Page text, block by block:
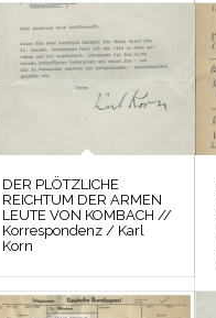
DER PLÖTZLICHE
REICHTUM DER ARMEN
LEUTE VON KOMBACH //
Korrespondenz / Karl
Korn